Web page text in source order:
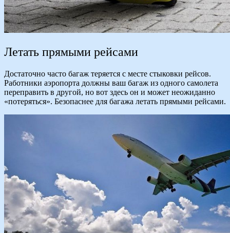
Летать прямыми рейсами
Достаточно часто багаж теряется с месте стыковки рейсов.
Работники аэропорта должны ваш багаж из одного самолета
переправить в другой, но вот здесь он и может неожиданно
«потеряться». Безопаснее для багажа летать прямыми рейсами.